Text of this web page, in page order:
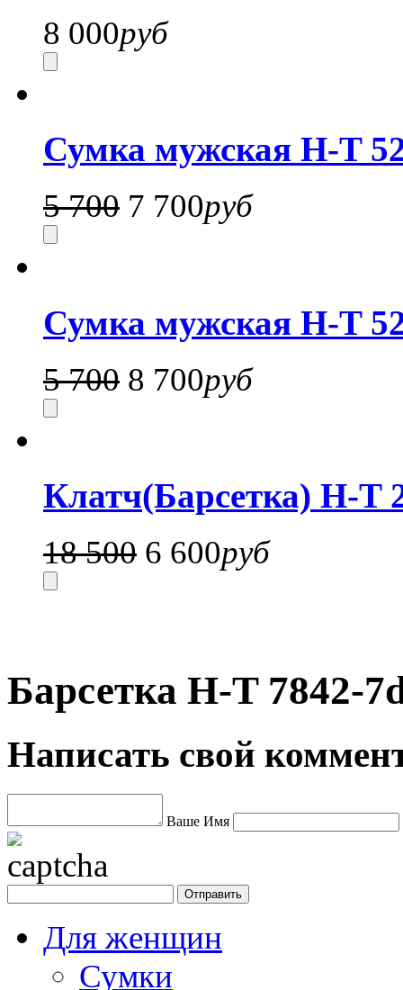
8 000руб
Сумка мужская H-T
5 700 7 700руб
Сумка мужская H-T
5 700 8 700руб
Клатч(Барсетка) H-T
18 500 6 600руб
Барсетка H-T 7842-
Написать свой
Ваше Имя
Для женщин
Сумки